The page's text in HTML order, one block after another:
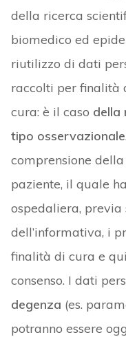
della ricerca
biomedico ed
riutilizzo di dati
raccolti per finalità
cura: è il caso della
tipo osservazionale
comprensione
paziente, il quale
ospedaliera,
dell’informativa, i
finalità di cura e
consenso. I dati
degenza (es.
potranno essere